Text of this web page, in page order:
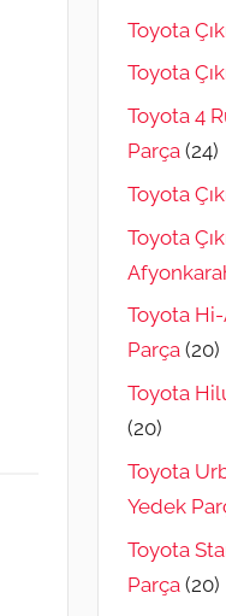
Toyota
Toyota
Toyota 4
Parça (24)
Toyota
Toyota
Toyota
Parça (20)
Toyota
(20)
Toyota
Yedek
Toyota
Parça (20)